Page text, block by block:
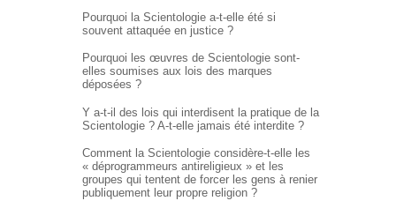
Pourquoi la Scientologie a-t-elle été si
souvent attaquée en justice ?
Pourquoi les œuvres de Scientologie sont-
elles soumises aux lois des marques
déposées ?
Y a-t-il des lois qui interdisent la pratique de la
Scientologie ? A-t-ellejamais été interdite ?
Comment la Scientologie considère-t-elleles
« déprogrammeurs antireligieux » et les
groupes qui tentent de forcer les gens à renier
publiquement leur propre religion ?